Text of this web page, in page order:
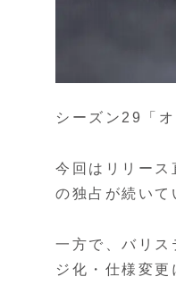
シーズン29「
今回はリリー
の独占が続いて
一方で、バリ
ジ化・仕様変